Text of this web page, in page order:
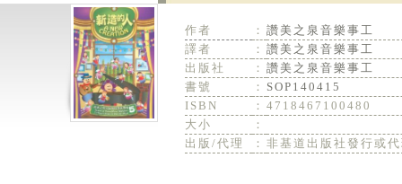
作者 ： 讚美之泉音樂事工
譯者
： 讚美之泉音樂事工
出版社
： 讚美之泉音樂事工
書號
： SOP140415
ISBN
： 4718467100480
大小
：
出版/代理
： 非基道出版社發行或